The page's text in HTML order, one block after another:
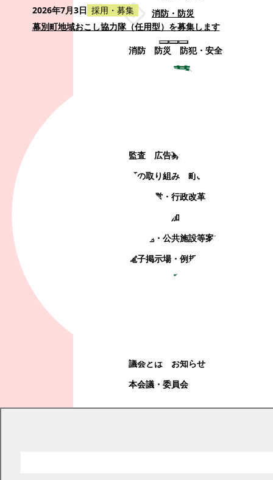
消防・防災
消防 防災 防犯・安全
監査 広告募集
町の取り組み
町の概要
町政運営・行政改革
町政への参加
観光地・公共施設等案内
電子掲示場・例規集
議会とは
お知らせ
本会議・委員会
2026年7月3日 採用・募集
幕別町地域おこし協力隊（任用型）を募集します